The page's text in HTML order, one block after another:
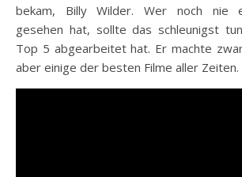
bekam, Billy Wilder. Wer noch nie
gesehen hat, sollte das schleunigst
Top 5 abgearbeitet hat. Er machte
aber einige der besten Filme aller Zeiten.